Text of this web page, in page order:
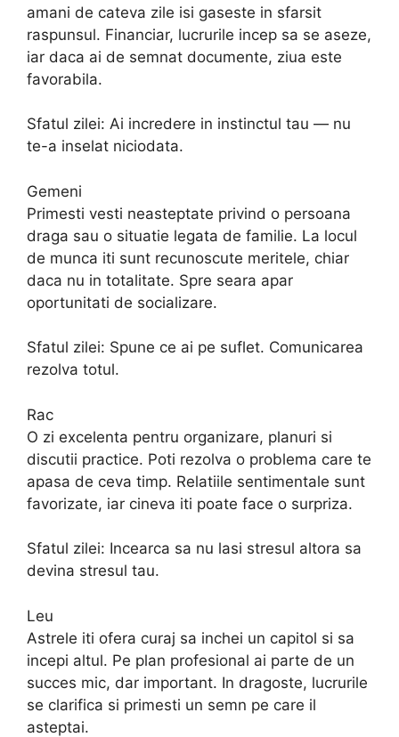
amani de cateva zile isi gaseste in sfarsit
raspunsul. Financiar, lucrurile incep sa se aseze,
iar daca ai de semnat documente, ziua este
favorabila.
Sfatul zilei: Ai incredere in instinctul tau — nu
te-a inselat niciodata.
Gemeni
Primesti vesti neasteptate privind o persoana
draga sau o situatie legata de familie. La locul
de munca iti sunt recunoscute meritele, chiar
daca nu in totalitate. Spre seara apar
oportunitati de socializare.
Sfatul zilei: Spune ce ai pe suflet. Comunicarea
rezolva totul.
Rac
O zi excelenta pentru organizare, planuri si
discutii practice. Poti rezolva o problema care te
apasa de ceva timp. Relatiile sentimentale sunt
favorizate, iar cineva iti poate face o surpriza.
Sfatul zilei: Incearca sa nu lasi stresul altora sa
devina stresul tau.
Leu
Astrele iti ofera curaj sa inchei un capitol si sa
incepi altul. Pe plan profesional ai parte de un
succes mic, dar important. In dragoste, lucrurile
se clarifica si primesti un semn pe care il
asteptai.